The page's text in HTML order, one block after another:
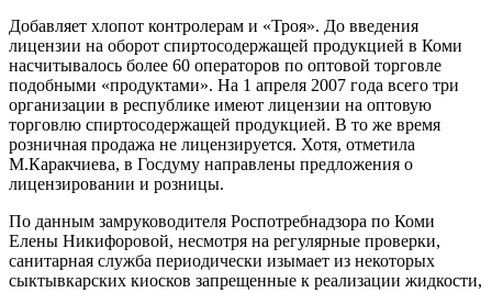
Добавляет хлопот контролерам и «Троя». До введения
лицензии на оборот спиртосодержащей продукцией в Коми
насчитывалось более 60 операторов по оптовой торговле
подобными «продуктами». На 1 апреля 2007 года всего три
организации в республике имеют лицензии на оптовую
торговлю спиртосодержащей продукцией. В то же время
розничная продажа не лицензируется. Хотя, отметила
М.Каракчиева, в Госдуму направлены предложения о
лицензировании и розницы.
По данным замруководителя Роспотребнадзора по Коми
Елены Никифоровой, несмотря на регулярные проверки,
санитарная служба периодически изымает из некоторых
сыктывкарских киосков запрещенные к реализации жидкости,